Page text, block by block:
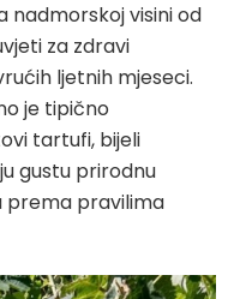
nadmorskoj visini od
za zdravi
ljetnih mjeseci.
je tipično
tartufi, bijeli
gustu prirodnu
prema pravilima